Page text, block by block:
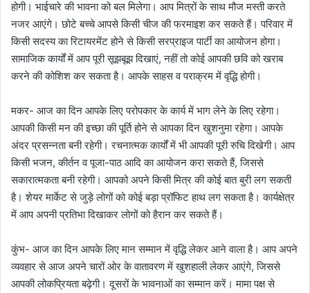
होगी। भाईचारे की भावना को बल मिलेगा। आप मित्रों के साथ मौज मस्ती करते
नजर आएंगे। छोटे बच्चे आपसे किसी चीज की फरमाइश कर सकते हैं। परिवार में
किसी सदस्य का रिटायरमेंट होने से किसी सरप्राइज पार्टी का आयोजन होगा।
सामाजिक कार्यों में आप पूरी सूझबूझ दिखाएं, नहीं तो कोई आपकी छवि को खराब
करने की कोशिश कर सकता है। आपके साहस व पराक्रम में वृद्धि होगी।
मकर- आज का दिन आपके लिए परोपकार के कार्य में भाग लेने के लिए रहेगा।
आपकी किसी मन की इच्छा की पूर्ति होने से आपका दिन खुशनुमा रहेगा। आपके
अंदर प्रसन्नता बनी रहेगी। रचनात्मक कार्यों में भी आपकी पूरी रुचि दिखेगी। आप
किसी भजन, कीर्तन व पूजा-पाठ आदि का आयोजन करा सकते हैं, जिससे
सकारात्मकता बनी रहेगी। आपको अपने किसी मित्र की कोई बात बुरी लग सकती
है। शेयर मार्केट से जुड़े लोगों को कोई बड़ा प्रॉफिट हाथ लग सकता है। कार्यक्षेत्र
में आप अपनी प्रतिभा दिखाकर लोगों को हैरान कर सकते हैं।
कुंभ- आज का दिन आपके लिए मान सम्मान में वृद्धि लेकर आने वाला है। आप अपने
व्यवहार से आज अपने चारों ओर के वातावरण में खुशहाली लेकर आएंगे, जिससे
आपकी लोकप्रियता बढ़ेगी। दूसरों के भावनाओं का सम्मान करें। मामा पक्ष से